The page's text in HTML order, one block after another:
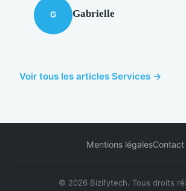
G Gabrielle
Voir tous les articles Services →
Mentions légalesContact
© 2026 Bizifytech. Tous droits